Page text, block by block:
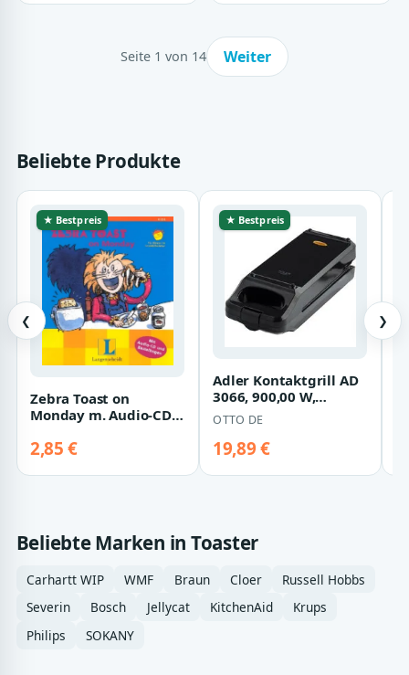
Seite 1 von 14 Weiter
Beliebte Produkte
❮
★ Bestpreis
Zebra Toast on
Monday m. Audio-CD
2,85 €
★ Bestpreis
Adler Kontaktgrill AD
3066, 900,00 W,
Multifunktionsgerät
zum Toasten,…
OTTO DE
19,89 €
❯
Beliebte Marken in Toaster
Carhartt WIP WMF Braun Cloer
Russell Hobbs
Severin
Bosch Jellycat KitchenAid
Krups
Philips
SOKANY